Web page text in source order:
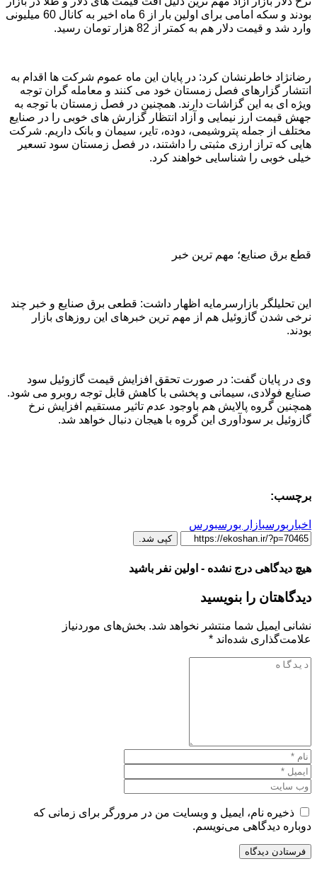
بودند و سکه امامی برای اولین بار از 6 ماه اخیر به کانال 60 میلیونی
وارد شد و قیمت دلار هم به کمتر از 82 هزار تومان رسید.
رضانژاد خاطرنشان کرد: در پایان این ماه عموم شرکت ها اقدام به
انتشار گزارهای فصل زمستان خود می کنند و معامله گران توجه
ویژه ای به این گزاشات دارند. همچنین در فصل زمستان با توجه به
جهش قیمت ارز نیمایی و آزاد انتظار گزارش های خوبی را در صنایع
مختلف از جمله پتروشیمی، دوده، تایر، سیمان و بانک داریم. شرکت
هایی که تراز ارزی مثبتی را داشتند، در فصل زمستان سود تسعیر
خیلی خوبی را شناسایی خواهند کرد.
قطع برق صنایع؛ مهم ترین خبر
این تحلیلگر بازارسرمایه اظهار داشت: قطعی برق صنایع و خبر چند
نرخی شدن گازوئیل هم از مهم ترین خبرهای این روزهای بازار
بودند.
وی در پایان گفت: در صورت تحقق افزایش قیمت گازوئیل سود
صنایع فولادی، سیمانی و پخشی با کاهش قابل توجه روبرو می شود.
همچنین گروه پالایش هم باوجود عدم تاثیر مستقیم افزایش نرخ
گازوئیل بر سودآوری این گروه با هیجان دنبال خواهد شد.
برچسب:
اخباربورسبازار بورسبورس
کپی شد.
هیچ دیدگاهی درج نشده - اولین نفر باشید
دیدگاهتان را بنویسید
نشانی ایمیل شما منتشر نخواهد شد. بخش‌های موردنیاز
علامت‌گذاری شده‌اند *
ذخیره نام، ایمیل و وبسایت من در مرورگر برای زمانی که
دوباره دیدگاهی می‌نویسم.